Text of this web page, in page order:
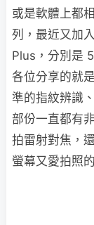
或是軟體上都
列，最近又加
Plus，分別是
各位分享的就
準的指紋辨識
部份一直都有
拍雷射對焦，
螢幕又愛拍照